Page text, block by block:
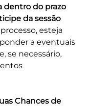
dentro do prazo
da sessão
esteja
a eventuais
se necessário,
Chances de